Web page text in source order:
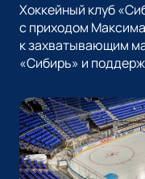
Хоккейный клуб
с приходом
к захватывающим
«Сибирь» и